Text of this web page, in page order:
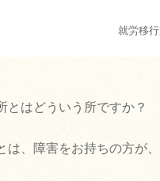
就労移
とはどういう所ですか？
は、障害をお持ちの方が